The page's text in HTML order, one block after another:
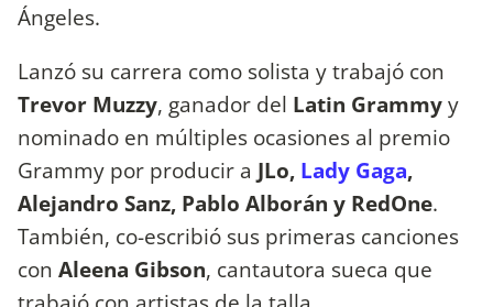
Ángeles.
Lanzó su carrera como solista y trabajó con
Trevor Muzzy, ganador del Latin Grammyy
nominado en múltiples ocasiones al premio
Grammy por producir a JLo, Lady Gaga,
Alejandro Sanz, Pablo Alborán y RedOne.
También, co-escribió sus primeras canciones
con Aleena Gibson, cantautora sueca que